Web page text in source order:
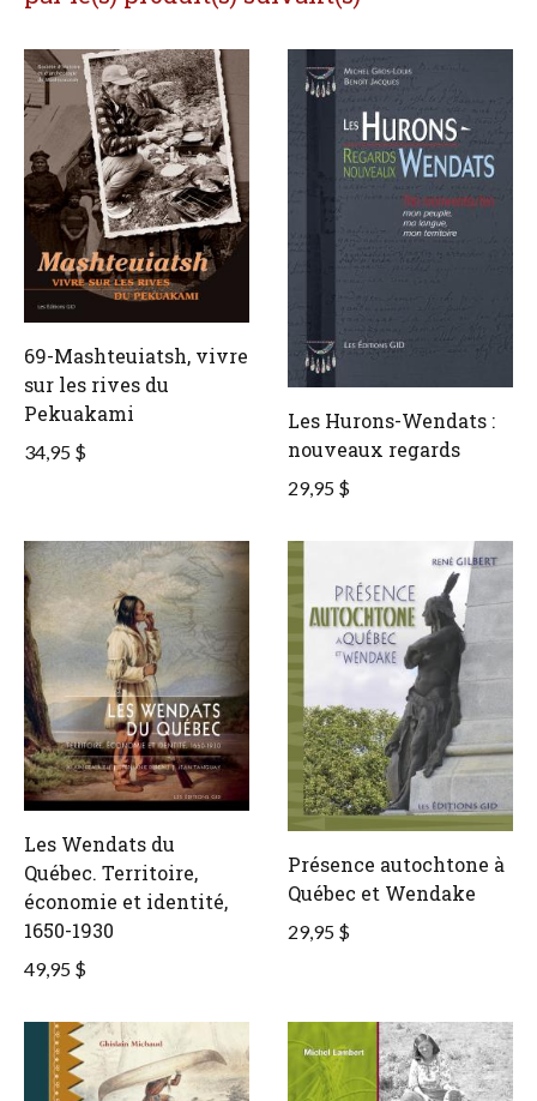
69-Mashteuiatsh, vivre
sur les rives du
Pekuakami
34,95 $
Les Hurons-Wendats :
nouveaux regards
29,95 $
Les Wendats du
Québec. Territoire,
économie et identité,
1650-1930
49,95 $
Présence autochtone à
Québec et Wendake
29,95 $